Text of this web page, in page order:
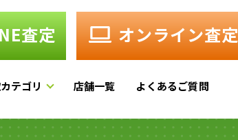
査定 オンライン査定
テゴリ 店舗一覧 よくあるご質問